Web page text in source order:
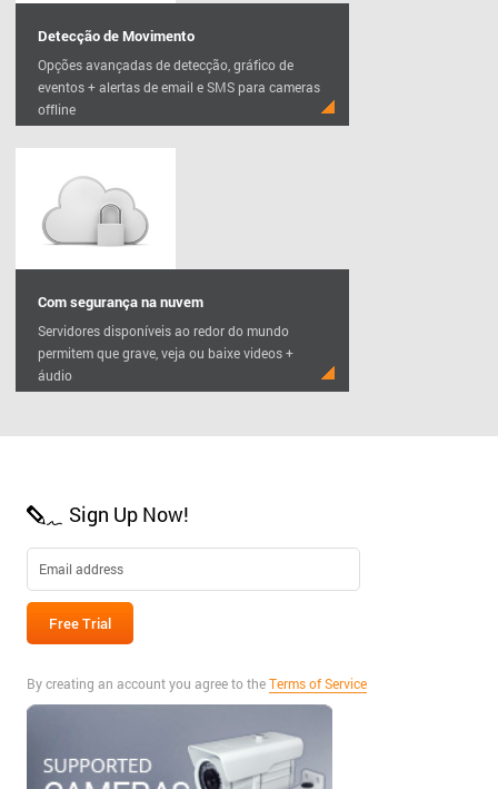
Detecção de Movimento
Opções avançadas de detecção, gráfico de
eventos + alertas de email e SMS para cameras
offline
Com segurança na nuvem
Servidores disponíveis ao redor do mundo
permitem que grave, veja ou baixe videos +
áudio
Sign Up Now!
By creating an account you agree to theTerms of Service